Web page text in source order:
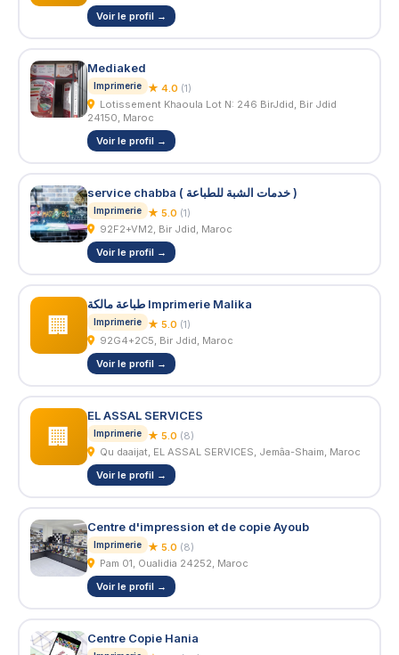
Voir le profil →
Mediaked
Imprimerie ★ 4.0 (1)
24150, Maroc
Voir le profil →
service chabba ( خدمات الشبة للطباعة )
Imprimerie ★ 5.0 (1)
92F2+VM2, Bir Jdid, Maroc
Voir le profil →
🏢
طباعة مالكة Imprimerie Malika
Imprimerie ★ 5.0 (1)
92G4+2C5, Bir Jdid, Maroc
Voir le profil →
🏢
EL ASSAL SERVICES
Imprimerie ★ 5.0 (8)
Qu daaijat, EL ASSAL SERVICES, Jemâa-Shaim, Maroc
Voir le profil →
Centre d'impression et de copie Ayoub
Imprimerie ★ 5.0 (8)
Pam 01, Oualidia 24252, Maroc
Voir le profil →
Centre Copie Hania